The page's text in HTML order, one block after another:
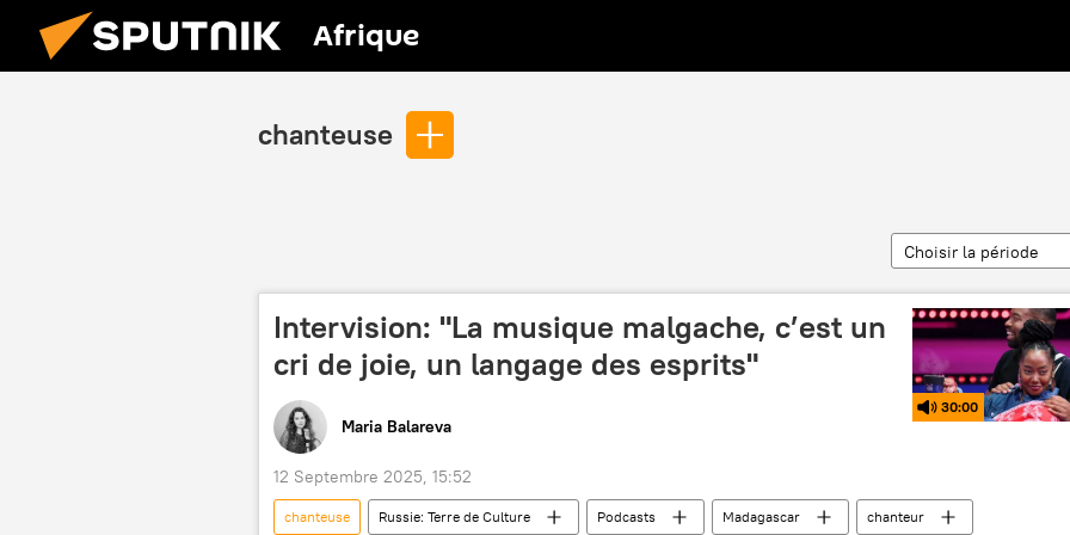
Afrique
chanteuse
Choisir la période
Intervision: "La musique malgache, c’est un
cri de joie, un langage des esprits"
30:00
Maria Balareva
12 Septembre 2025, 15:52
chanteuse Russie: Terre de Culture Podcasts Madagascar chanteur